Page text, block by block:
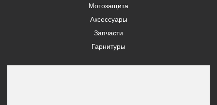
Мотозащита
Аксессуары
Запчасти
Гарнитуры